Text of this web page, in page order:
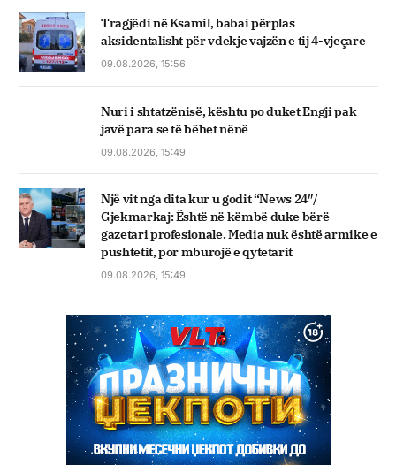
Tragjëdi në Ksamil, babai përplas
aksidentalisht për vdekje vajzën e tij 4-vjeçare
09.08.2026, 15:56
Nuri i shtatzënisë, kështu po duket Engji pak
javë para se të bëhet nënë
09.08.2026, 15:49
Një vit nga dita kur u godit “News 24″/
Gjekmarkaj: Është në këmbë duke bërë
gazetari profesionale. Media nuk është armike e
pushtetit, por mburojë e qytetarit
09.08.2026, 15:49